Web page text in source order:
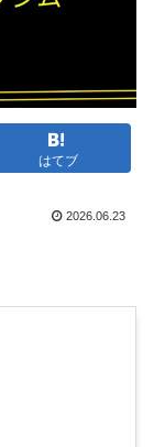
はてブ
2026.06.23